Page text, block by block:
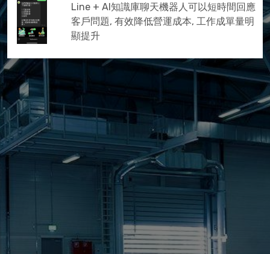
Line + AI知識庫聊天機器人可以短時間回應
客戶問題, 有效降低營運成本, 工作成單量明
顯提升